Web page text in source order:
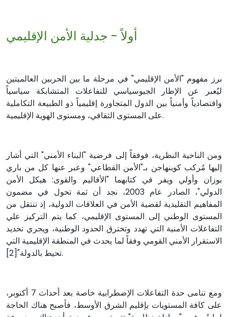
أولاً - جدلية الأمن الإقليمي
برز مفهوم "الأمن الإقليمي" في مرحلة ما بين الحربين العالميتين
ليُعبر عن الإطار الجيوسياسي للتفاعلات المتشابكة سياسياً
واقتصادياً وأمنياً بين الدول المتجاورة إقليمياً ذو الطبيعة التكاملية
على المستوى الثقافي، ومستوى الهوية الإقليمية.
ومن الناحية النظرية، فوفقاً إلى فرضية "البناء الأمني" التي أشار
إليها مُركب كوبنهاجن بـ"الأمن القطاعي" وعبر عنها كل من باري
بوزان وأولي ويفر في كتابهما "الأقاليم والقوى: هيكل الأمن
الدولي"، الصادر عام 2003، نجد أن ثمة تحول في مضمون
المفاهيم التقليدية لقضية الأمن في العلاقات الدولية، إذ تنتقل من
المستوى الوطني إلى المستوى الإقليمي، كما يتم التركيز علي
التفاعلات الأمنية التي تهدد وتخترق الحدود الوطنية، ويجري تحديد
الاستقرار الأمني القومي وفقاً لما يحدث في المنطقة الإقليمية التي
تحيط بالدولة"[2].
ومع تنامى حدة التفاعلات الإضطرابية خاصة بعد أحداث 7 أكتوبر،
على كافة المستويات بإقليم الشرق الأوسط، فأصبح هناك الحاجة